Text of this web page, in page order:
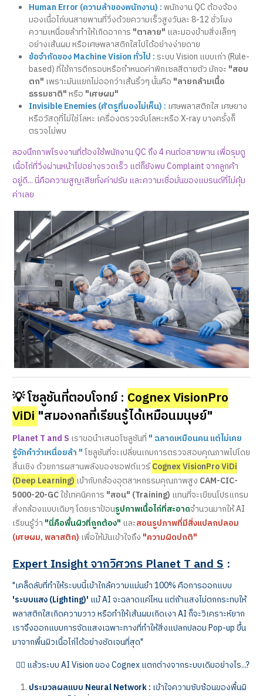
Human Error (ความล้าของพนักงาน) : พนักงาน QC ต้องจ้อง
มองเนื้อไก่บนสายพานที่วิ่งด้วยความเร็วสูงวันละ 8-12 ชั่วโมง
ความเหนื่อยล้าทำให้เกิดอาการ "ตาลาย" และมองข้ามสิ่งเล็กๆ
อย่างเส้นผม หรือเศษพลาสติกใสไปได้อย่างง่ายดาย
ข้อจำกัดของ Machine Vision ทั่วไป :ระบบ Vision แบบเก่า (Rule-
based) ที่ใช้การตีกรอบหรือกำหนดค่าพิกเซลสีตายตัว มักจะ "สอบ
ตก" เพราะมันแยกไม่ออกว่าเส้นริ้วๆ นั้นคือ "ลายกล้ามเนื้อ
ธรรมชาติ"หรือ "เศษผม"
Invisible Enemies (ศัตรูที่มองไม่เห็น) : เศษพลาสติกใส เศษยาง
หรือวัสดุที่ไม่ใช่โลหะ เครื่องตรวจจับโลหะหรือ X-ray บางครั้งก็
ตรวจไม่พบ
ลองนึกภาพโรงงานที่ต้องใช้พนักงาน QC ถึง 4 คนต่อสายพาน เพื่อรุมดู
เนื้อไก่ที่วิ่งผ่านหน้าไปอย่างรวดเร็ว แต่ก็ยังพบ Complaint จากลูกค้า
อยู่ดี... นี่คือความสูญเสียทั้งค่าปรับ และความเชื่อมั่นของแบรนด์ที่ไม่คุ้ม
ค่าเลย
💡 โซลูชันที่ตอบโจทย์ : Cognex VisionPro
ViDi "สมองกลที่เรียนรู้ได้เหมือนมนุษย์"
Planet T and S เราขอนำเสนอโซลูชันที่ " ฉลาดเหมือนคน แต่ไม่เคย
รู้จักคำว่าเหนื่อยล้า "โซลูชันที่จะเปลี่ยนเกมการตรวจสอบคุณภาพไปโดย
สิ้นเชิง ด้วยการผสานพลังของซอฟต์แวร์Cognex VisionPro ViDi
(Deep Learning) เข้ากับกล้องอุตสาหกรรมคุณภาพสูง CAM-CIC-
5000-20-GCใช้เทคนิคการ "สอน" (Training) แทนที่จะเขียนโปรแกรม
สั่งกล้องแบบเดิมๆ โดยเราป้อนรูปภาพเนื้อไก่ที่สะอาดจำนวนมากให้ AI
เรียนรู้ว่า "นี่คือพื้นผิวที่ถูกต้อง" และสอนรูปภาพที่มีสิ่งแปลกปลอม
(เศษผม, พลาสติก) เพื่อให้มันเข้าใจถึง "ความผิดปกติ"
Expert Insight จากวิศวกร Planet T and S :
"เคล็ดลับที่ทำให้ระบบนี้เข้าใกล้ความแม่นยำ 100% คือการออกแบบ
'ระบบแสง (Lighting)' แม้ AI จะฉลาดแค่ไหน แต่ถ้าแสงไม่ตกกระทบให้
พลาสติกใสเกิดความวาว หรือทำให้เส้นผมเกิดเงา AI ก็จะวิเคราะห์ยาก
เราจึงออกแบบการจัดแสงเฉพาะทางที่ทำให้สิ่งแปลกปลอม Pop-up ขึ้น
มาจากพื้นผิวเนื้อไก่ได้อย่างชัดเจนที่สุด"
👉🏻 แล้วระบบ AI Vision ของ Cognex แตกต่างจากระบบเดิมอย่างไร...?
ประมวลผลแบบ Neural Network : เข้าใจความซับซ้อนของพื้นผิ